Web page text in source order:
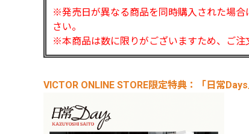
※発売日が異なる商品を同時購入された場合
さい。
※本商品は数に限りがございますため、ご注
VICTOR ONLINE STORE限定特典：「日常